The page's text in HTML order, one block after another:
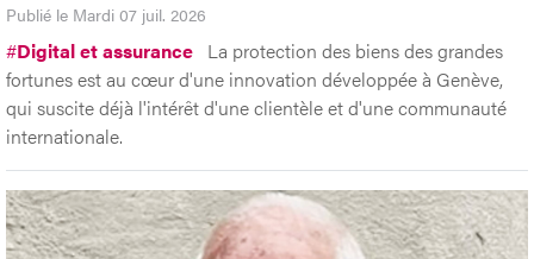
Publié le Mardi 07 juil. 2026
#Digital et assurance La protection des biens des grandes
fortunes est au cœur d'une innovation développée à Genève,
qui suscite déjà l'intérêt d'une clientèle et d'une communauté
internationale.